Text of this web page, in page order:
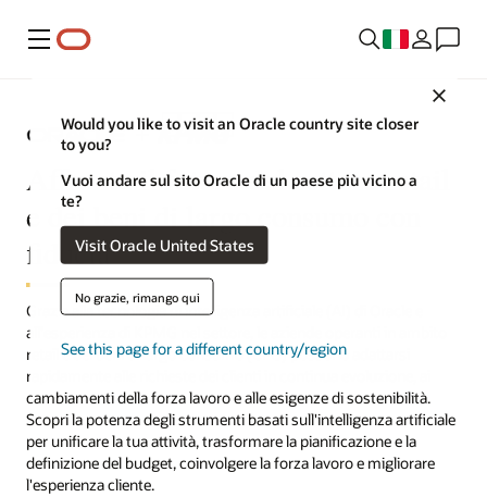
Menu
Would you like to visit an Oracle country site closer
to you?
Vuoi andare sul sito Oracle di un paese più vicino a
te?
Visit Oracle United States
No grazie, rimango qui
See this page for a different country/region
Affronta il futuro del settore retail
e dei beni di largo consumo con
fiducia
Grazie alla tecnologia di intelligenza artificiale (AI) di Oracle e
all'esperienza di KPMG nel settore, le aziende operanti in ambito
retail e dei beni di largo consumo (CPG) possono adattarsi
rapidamente alle richieste dei clienti in continua evoluzione, ai
cambiamenti della forza lavoro e alle esigenze di sostenibilità.
Scopri la potenza degli strumenti basati sull'intelligenza artificiale
per unificare la tua attività, trasformare la pianificazione e la
definizione del budget, coinvolgere la forza lavoro e migliorare
l'esperienza cliente.